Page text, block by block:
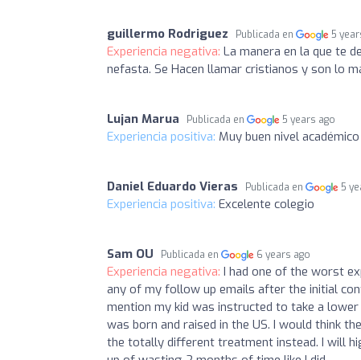
guillermo Rodriguez Publicada en 5
Experiencia negativa: La manera en la que te
nefasta. Se Hacen llamar cristianos y son lo
Lujan Marua Publicada en 5 years ago
Experiencia positiva: Muy buen nivel
Daniel Eduardo Vieras Publicada en 5
Experiencia positiva: Excelente colegio
Sam OU Publicada en 6 years ago
Experiencia negativa: I had one of the worst
any of my follow up emails after the initial
mention my kid was instructed to take a
was born and raised in the US. I would think
the totally different treatment instead. I will